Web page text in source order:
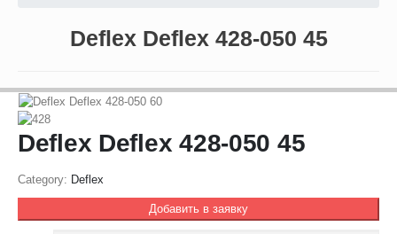
Deflex Deflex 428-050 45
Deflex Deflex 428-050 45
Category: Deflex
Добавить в заявку